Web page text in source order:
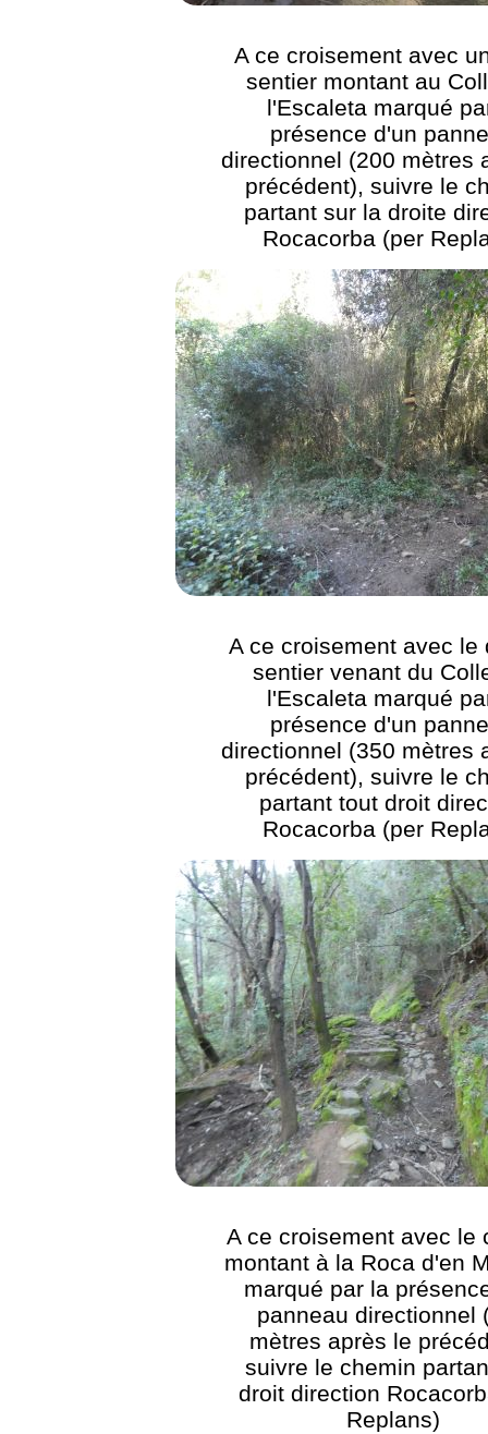
A ce croisement avec
sentier montant au
l'Escaleta marqué
présence d'un
directionnel (200 mètres
précédent), suivre le
partant sur la droite
Rocacorba (per
A ce croisement avec le
sentier venant du
l'Escaleta marqué
présence d'un
directionnel (350 mètres
précédent), suivre le
partant tout droit
Rocacorba (per
A ce croisement avec le
montant à la Roca d'en
marqué par la
panneau directionnel
mètres après le
suivre le chemin
droit direction
Replans)